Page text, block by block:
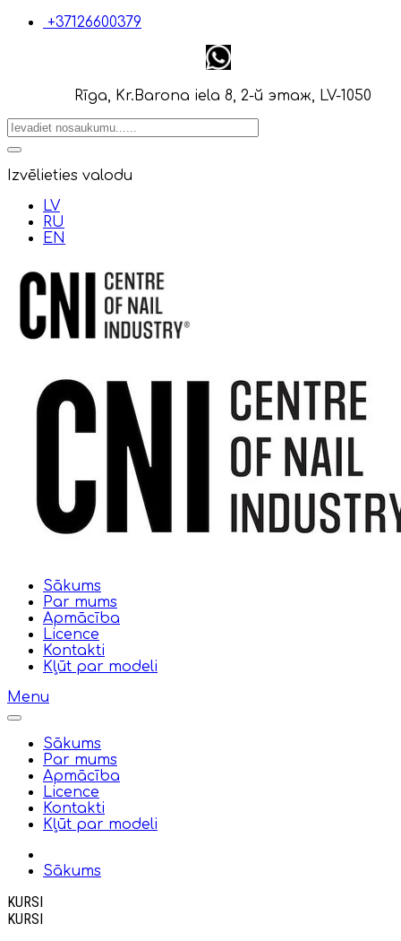
+37126600379
Rīga, Kr.Barona iela 8, 2-й этаж, LV-1050
Izvēlieties valodu
LV
RU
EN
Sākums
Par mums
Apmācība
Licence
Kontakti
Kļūt par modeli
Menu
Sākums
Par mums
Apmācība
Licence
Kontakti
Kļūt par modeli
Sākums
KURSI
KURSI